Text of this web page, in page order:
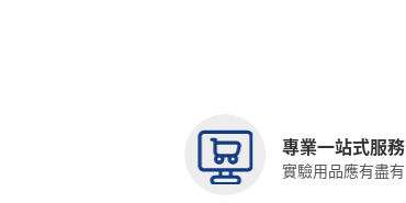
專業一站式服務
實驗用品應有盡有